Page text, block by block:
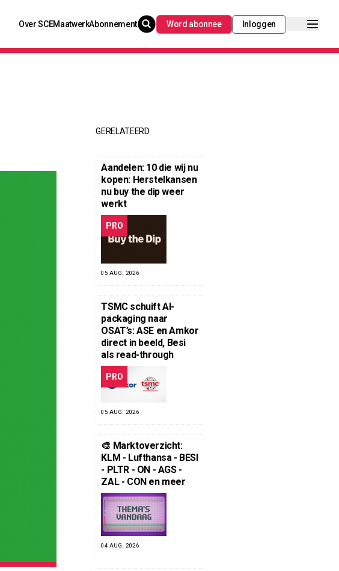
Over SCEMaatwerkAbonnement Word abonnee Inloggen
GERELATEERD
Aandelen: 10 die wij nu
kopen: Herstelkansen
nu buy the dip weer
werkt
PRO
05 AUG. 2026
TSMC schuift AI-
packaging naar
OSAT’s: ASE en Amkor
direct in beeld, Besi
als read-through
PRO
05 AUG. 2026
🎨 Marktoverzicht:
KLM - Lufthansa - BESI
- PLTR - ON - AGS -
ZAL - CON en meer
04 AUG. 2026